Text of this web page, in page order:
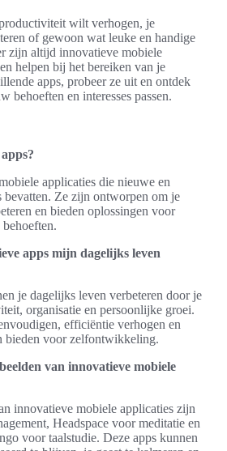
wilt verhogen, je
of gewoon wat leuke en handige
zijn altijd innovatieve mobiele
helpen bij het bereiken van je
apps, probeer ze uit en ontdek
behoeften en interesses passen.
applicaties die nieuwe en
bevatten. Ze zijn ontworpen om je
en bieden oplossingen voor
apps mijn dagelijks leven
je dagelijks leven verbeteren door je
organisatie en persoonlijke groei.
efficiëntie verhogen en
bieden voor zelfontwikkeling.
van innovatieve mobiele
innovatieve mobiele applicaties zijn
Headspace voor meditatie en
voor taalstudie. Deze apps kunnen